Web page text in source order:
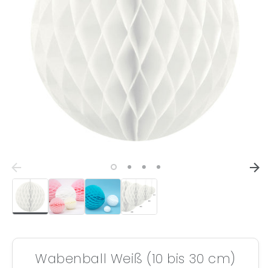
Wabenball Weiß (10 bis 30 cm)